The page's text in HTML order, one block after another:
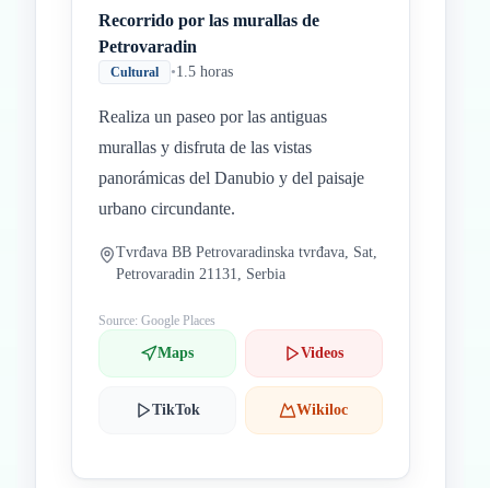
Recorrido por las murallas de
Petrovaradin
Cultural •1.5 horas
Realiza un paseo por las antiguas
murallas y disfruta de las vistas
panorámicas del Danubio y del paisaje
urbano circundante.
Tvrđava BB Petrovaradinska tvrđava, Sat,
Petrovaradin 21131, Serbia
Source: Google Places
Maps Videos
TikTok Wikiloc